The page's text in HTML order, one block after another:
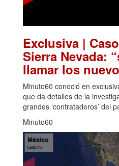
Exclusiva |
Sierra Nevada:
llamar los
Minuto60 conoció en
que da detalles de la
grandes ‘contrataderos’ del
Minuto60